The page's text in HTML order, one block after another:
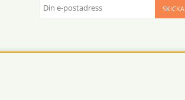
SKICKA